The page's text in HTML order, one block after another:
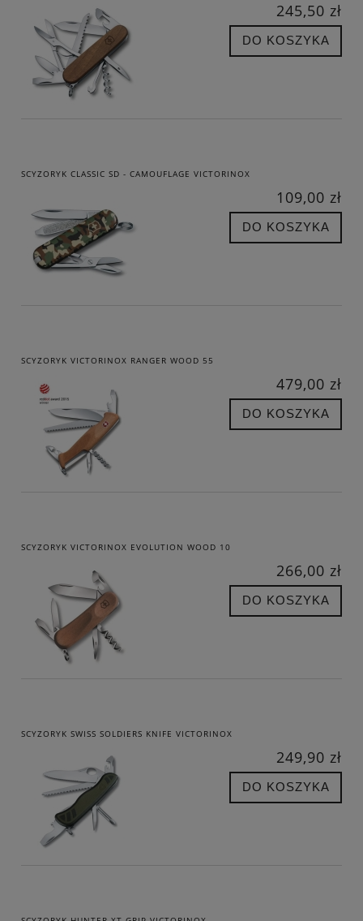
245,50 zł
DO KOSZYKA
SCYZORYK CLASSIC SD - CAMOUFLAGE VICTORINOX
109,00 zł
DO KOSZYKA
SCYZORYK VICTORINOX RANGER WOOD 55
479,00 zł
DO KOSZYKA
SCYZORYK VICTORINOX EVOLUTION WOOD 10
266,00 zł
DO KOSZYKA
SCYZORYK SWISS SOLDIERS KNIFE VICTORINOX
249,90 zł
DO KOSZYKA